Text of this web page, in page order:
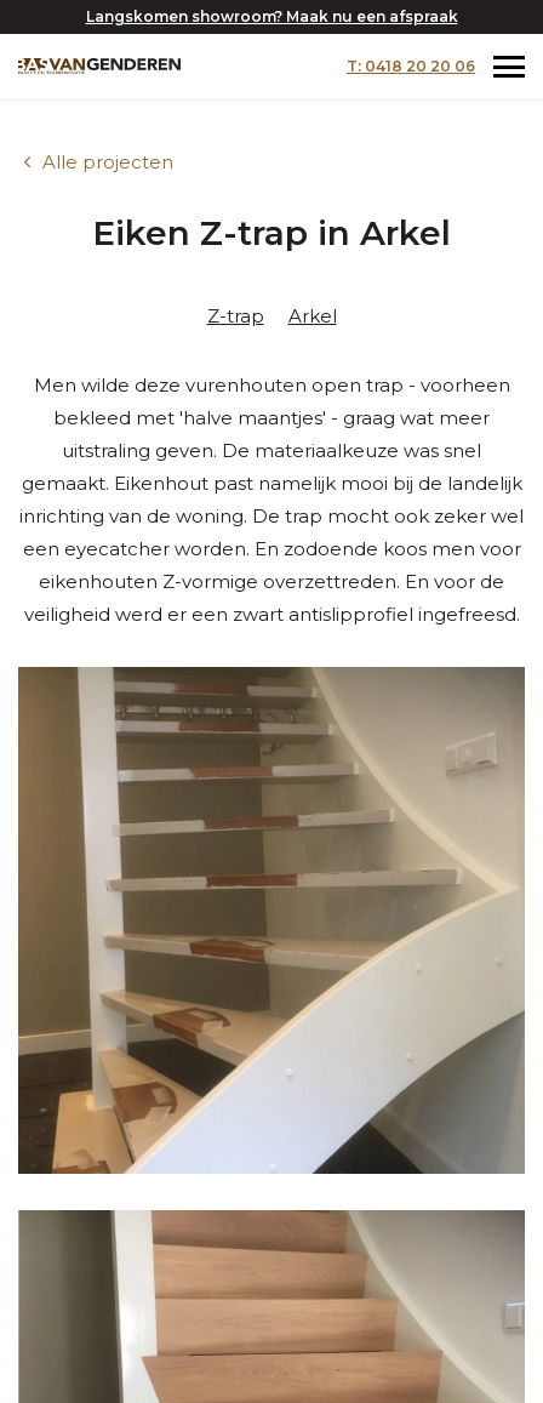
Langskomen showroom? Maak nu een afspraak
T: 0418 20 20 06
Alle projecten
Eiken Z-trap in Arkel
Z-trap Arkel
Men wilde deze vurenhouten open trap - voorheen
bekleed met 'halve maantjes' - graag wat meer
uitstraling geven. De materiaalkeuze was snel
gemaakt. Eikenhout past namelijk mooi bij de landelijk
inrichting van de woning. De trap mocht ook zeker wel
een eyecatcher worden. En zodoende koos men voor
eikenhouten Z-vormige overzettreden. En voor de
veiligheid werd er een zwart antislipprofiel ingefreesd.